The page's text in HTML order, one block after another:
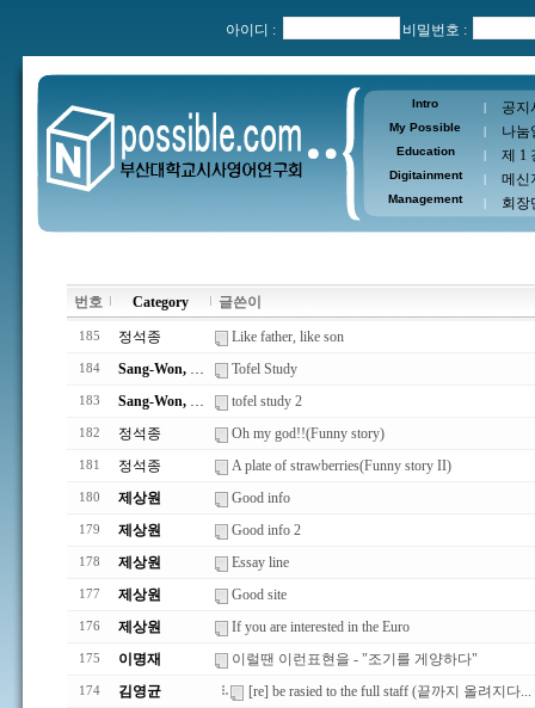
아이디 : 비밀번호 :
Intro | 공지
My Possible | 나눔
Education | 제 1
Digitainment | 메신
Management | 회장
번호 Category 글쓴이
185 정석종 Like father, like son
184 Sang-Won, Che Tofel Study
183 Sang-Won, Che tofel study 2
182 정석종 Oh my god!!(Funny story)
181 정석종 A plate of strawberries(Funny story II)
180 제상원 Good info
179 제상원 Good info 2
178 제상원 Essay line
177 제상원 Good site
176 제상원 If you are interested in the Euro
175 이명재 이럴땐 이런표현을 - "조기를 게양하다"
174 김영균 [re] be rasied to the full staff (끝까지 올려지다...